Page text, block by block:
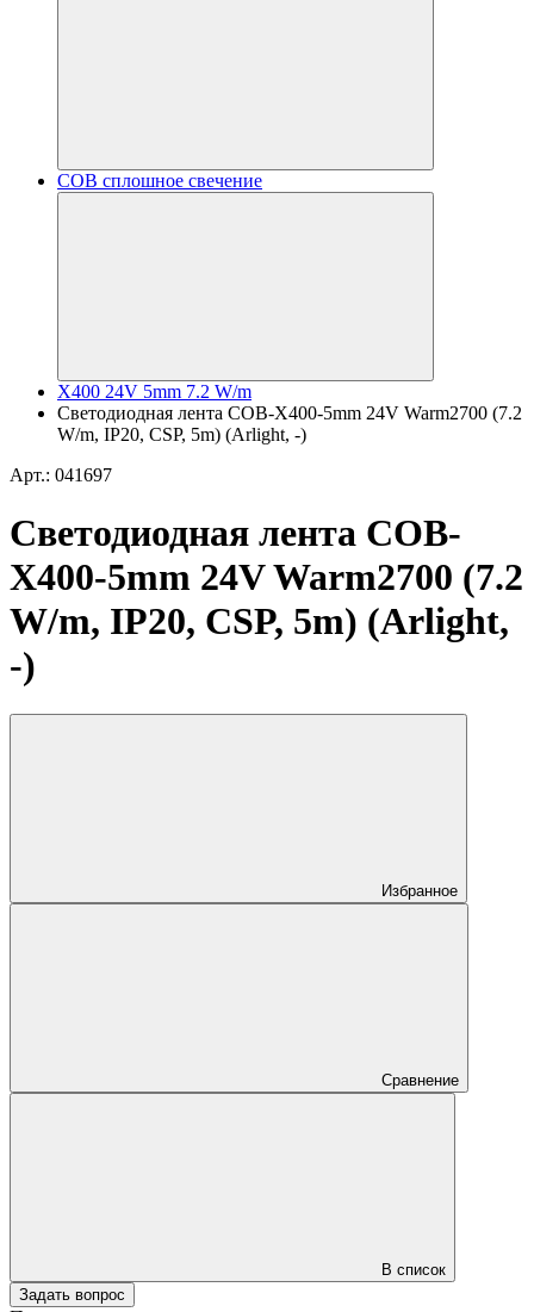
COB сплошное свечение
X400 24V 5mm 7.2 W/m
Светодиодная лента COB-X400-5mm 24V Warm2700 (7.2
W/m, IP20, CSP, 5m) (Arlight, -)
Арт.: 041697
Светодиодная лента COB-
X400-5mm 24V Warm2700 (7.2
W/m, IP20, CSP, 5m) (Arlight,
-)
Избранное
Сравнение
В список
Задать вопрос